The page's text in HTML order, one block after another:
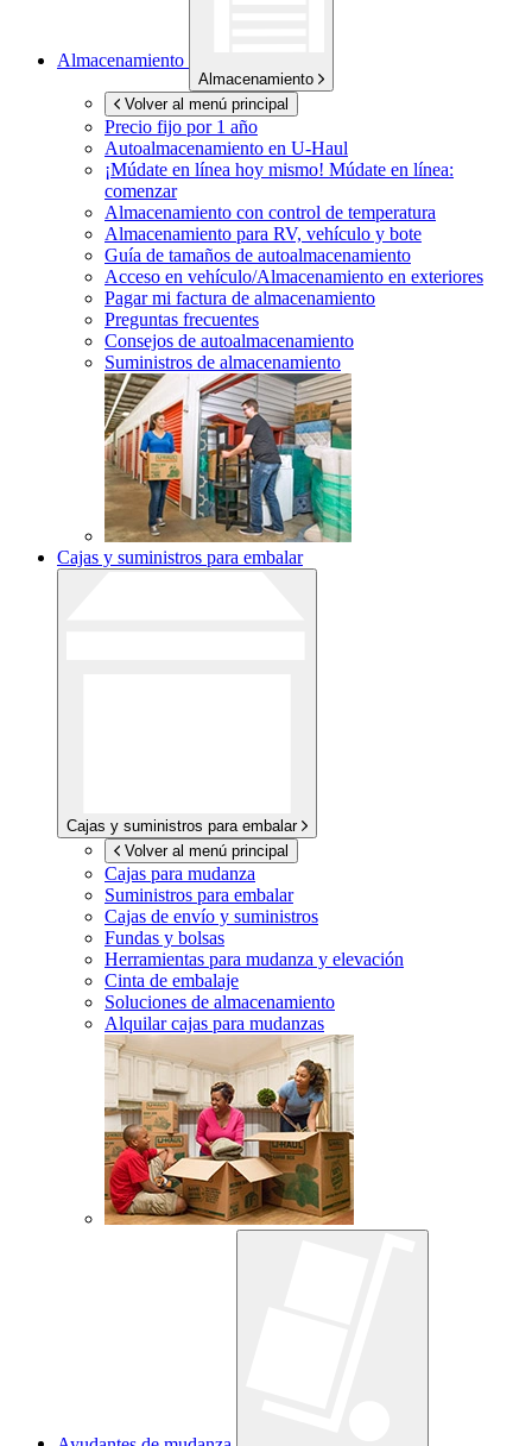
Almacenamiento
Almacenamiento
Volver al menú principal
Precio fijo por 1 año
Autoalmacenamiento en U-Haul
¡Múdate en línea hoy mismo! Múdate en línea:
comenzar
Almacenamiento con control de temperatura
Almacenamiento para RV, vehículo y bote
Guía de tamaños de autoalmacenamiento
Acceso en vehículo/Almacenamiento en exteriores
Pagar mi factura de almacenamiento
Preguntas frecuentes
Consejos de autoalmacenamiento
Suministros de almacenamiento
Cajas y suministros para embalar
Cajas y suministros para embalar
Volver al menú principal
Cajas para mudanza
Suministros para embalar
Cajas de envío y suministros
Fundas y bolsas
Herramientas para mudanza y elevación
Cinta de embalaje
Soluciones de almacenamiento
Alquilar cajas para mudanzas